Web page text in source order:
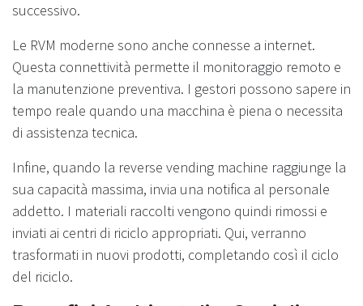
successivo.
Le RVM moderne sono anche connesse a internet.
Questa connettività permette il monitoraggio remoto e
la manutenzione preventiva. I gestori possono sapere in
tempo reale quando una macchina è piena o necessita
di assistenza tecnica.
Infine, quando la reverse vending machine raggiunge la
sua capacità massima, invia una notifica al personale
addetto. I materiali raccolti vengono quindi rimossi e
inviati ai centri di riciclo appropriati. Qui, verranno
trasformati in nuovi prodotti, completando così il ciclo
del riciclo.